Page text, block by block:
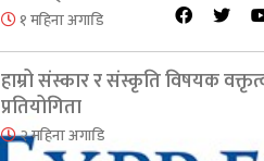
१ महिना अगाडि
हाम्रो संस्कार र संस्कृति विषयक
प्रतियोगिता
२ महिना अगाडि